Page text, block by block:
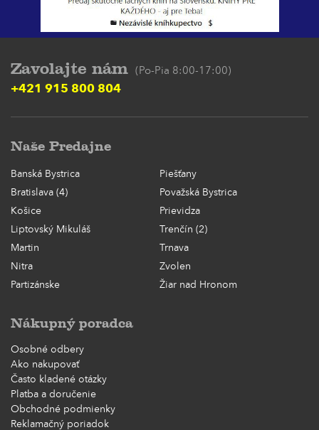
Zavolajte nám (Po-Pia 8:00-17:00)
+421 915 800 804
Naše Predajne
Banská Bystrica
Piešťany
Bratislava (4)
Považská Bystrica
Košice
Prievidza
Liptovský Mikuláš
Trenčín (2)
Martin
Trnava
Nitra
Zvolen
Partizánske
Žiar nad Hronom
Nákupný poradca
Osobné odbery
Ako nakupovať
Často kladené otázky
Platba a doručenie
Obchodné podmienky
Reklamačný poriadok